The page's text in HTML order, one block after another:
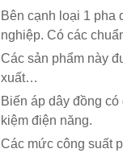
Bên cạnh loại 1 pha
nghiệp. Có các
Các sản phẩm này
xuất…
Biến áp dây đồng
kiệm điện năng.
Các mức công suất